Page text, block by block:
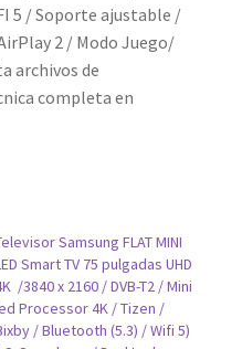
5 / Soporte ajustable /
2 / Modo Juego/
archivos de
completa en
Samsung FLAT MINI
Smart TV 75 pulgadas UHD
/3840 x 2160 / DVB-T2 / Mini
Processor 4K / Tizen /
/ Bluetooth (5.3) / Wifi 5)